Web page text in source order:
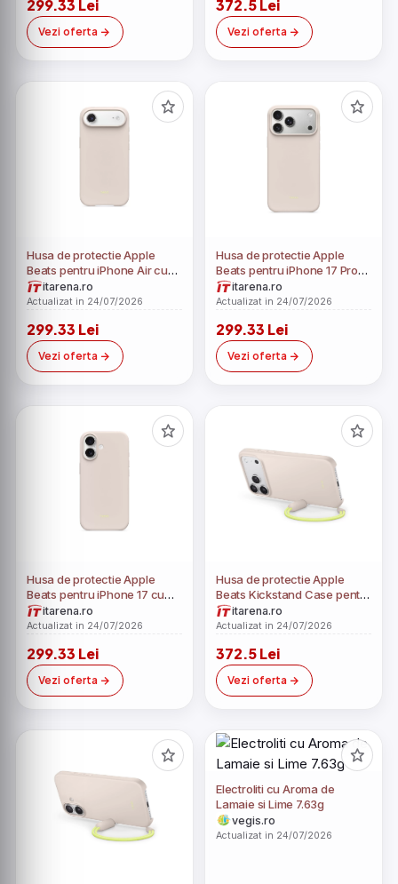
299.33 Lei
Vezi oferta
372.5 Lei
Vezi oferta
Husa de protectie Apple
Beats pentru iPhone Air cu
MagSafe și control al
camerei Lime Stone
itarena.ro
Actualizat in 24/07/2026
299.33 Lei
Vezi oferta
Husa de protectie Apple
Beats pentru iPhone 17 Pro
Max cu MagSafe și control al
camerei Lime Stone
itarena.ro
Actualizat in 24/07/2026
299.33 Lei
Vezi oferta
Husa de protectie Apple
Beats pentru iPhone 17 cu
MagSafe și control al
camerei Lime Stone
itarena.ro
Actualizat in 24/07/2026
299.33 Lei
Vezi oferta
Husa de protectie Apple
Beats Kickstand Case pentru
iPhone 17 Pro Max cu suport
MagSafe și control al
itarena.ro
Actualizat in 24/07/2026
372.5 Lei
Vezi oferta
Electroliti cu Aroma de
Lamaie si Lime 7.63g
vegis.ro
Actualizat in 24/07/2026